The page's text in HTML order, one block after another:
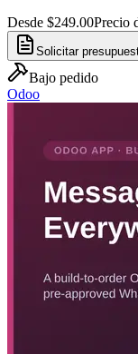
Desde $249.00Precio
Solicitar
Bajo pedido
Odoo